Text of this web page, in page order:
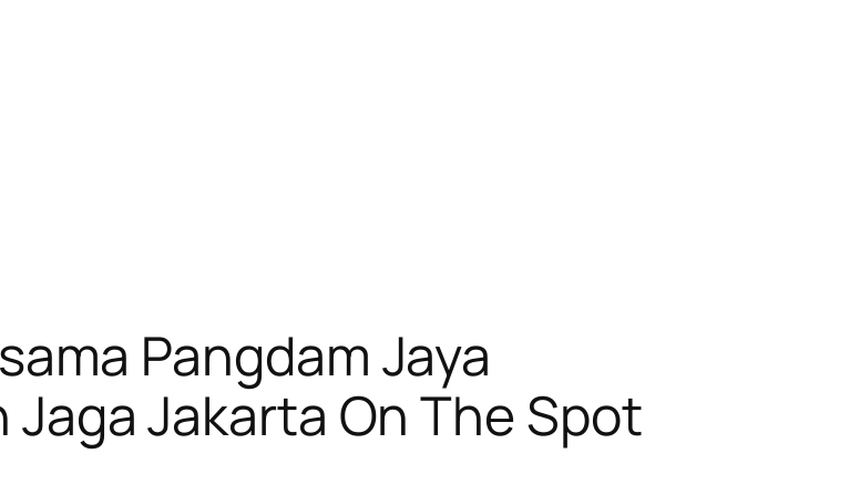
Pangdam Jaya
Jakarta On The Spot